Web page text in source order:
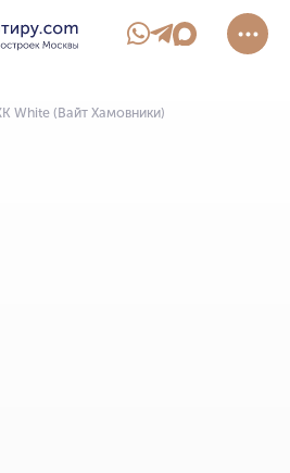
White (Вайт Хамовники)